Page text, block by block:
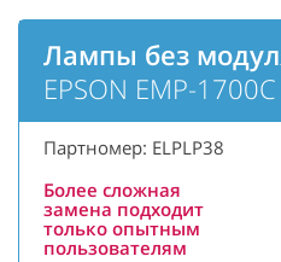
Лампы без
EPSON EMP-1700C
Партномер: ELPLP38
Более сложная
замена подходит
только опытным
пользователям